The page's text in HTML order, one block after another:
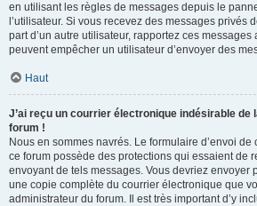
en utilisant les règles de messages depuis le
l’utilisateur. Si vous recevez des messages privés
part d’un autre utilisateur, rapportez ces messages
peuvent empêcher un utilisateur d’envoyer des
Haut
J’ai reçu un courrier électronique indésirable de
forum !
Nous en sommes navrés. Le formulaire d’envoi
ce forum possède des protections qui essaient de
envoyant de tels messages. Vous devriez envoyer
une copie complète du courrier électronique que
administrateur du forum. Il est très important d’y